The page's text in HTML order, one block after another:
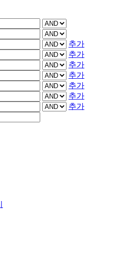
추가
추가
추가
추가
추가
추가
추가